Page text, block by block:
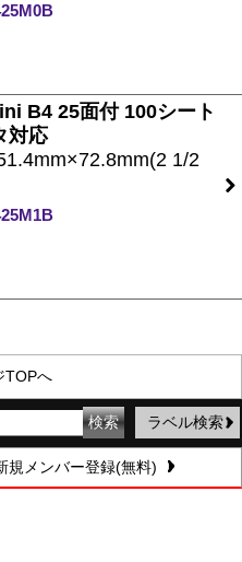
B4 25面付 100シート
対応
1/2
TOPへ
ラベル検索
規メンバー登録(無料)